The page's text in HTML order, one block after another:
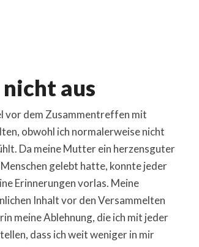
aus
vor dem Zusammentreffen mit
obwohl ich normalerweise nicht
Da meine Mutter ein herzensguter
gelebt hatte, konnte jeder
Erinnerungen vorlas. Meine
Inhalt vor den Versammelten
meine Ablehnung, die ich mit jeder
dass ich weit weniger in mir